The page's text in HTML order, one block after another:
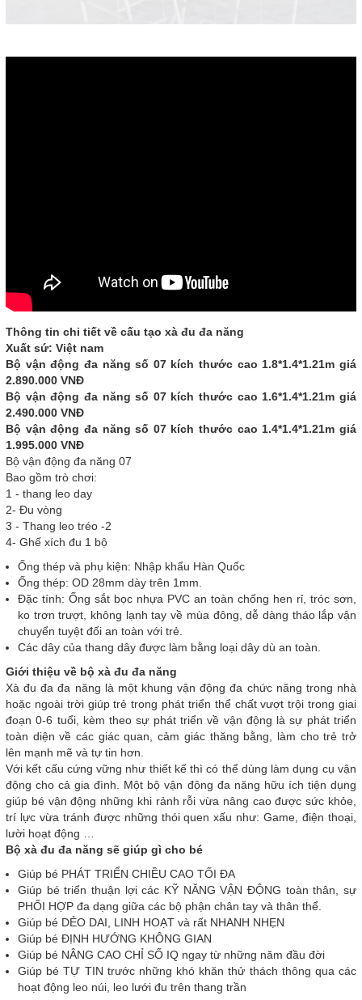
Thông tin chi tiết về cấu tạo xà đu đa năng
Xuất sứ: Việt nam
Bộ vận động đa năng số 07 kích thước cao 1.8*1.4*1.21m giá
2.890.000 VNĐ
Bộ vận động đa năng số 07 kích thước cao 1.6*1.4*1.21m giá
2.490.000 VNĐ
Bộ vận động đa năng số 07 kích thước cao 1.4*1.4*1.21m giá
1.995.000 VNĐ
Bộ vận động đa năng 07
Bao gồm trò chơi:
1 - thang leo day
2- Đu vòng
3 - Thang leo tréo -2
4- Ghế xích đu 1 bộ
Ống thép và phụ kiện: Nhập khẩu Hàn Quốc
Ống thép: OD 28mm dày trên 1mm.
Đặc tính: Ống sắt bọc nhựa PVC an toàn chống hen rỉ, tróc sơn,
ko trơn trượt, không lạnh tay về mùa đông, dễ dàng tháo lắp vận
chuyển tuyệt đối an toàn với trẻ.
Các dây của thang dây được làm bằng loại dây dù an toàn.
Giới thiệu về bộ xà đu đa năng
Xà đu đa đa năng là một khung vận động đa chức năng trong nhà
hoặc ngoài trời giúp trẻ trong phát triển thể chất vượt trội trong giai
đoạn 0-6 tuổi, kèm theo sự phát triển về vận động là sự phát triển
toàn diện về các giác quan, cảm giác thăng bằng, làm cho trẻ trở
lên mạnh mẽ và tự tin hơn.
Với kết cấu cứng vững như thiết kế thì có thể dùng làm dụng cụ vận
động cho cả gia đình. Một bộ vận động đa năng hữu ích tiện dụng
giúp bé vận động những khi rảnh rỗi vừa nâng cao được sức khỏe,
trí lực vừa tránh được những thói quen xấu như: Game, điện thoại,
lười hoạt động …
Bộ xà đu đa năng sẽ giúp gì cho bé
Giúp bé PHÁT TRIỂN CHIỀU CAO TỐI ĐA
Giúp bé triển thuận lợi các KỸ NĂNG VẬN ĐỘNG toàn thân, sự
PHỐI HỢP đa dạng giữa các bộ phận chân tay và thân thể.
Giúp bé DẺO DAI, LINH HOẠT và rất NHANH NHẸN
Giúp bé ĐỊNH HƯỚNG KHÔNG GIAN
Giúp bé NÂNG CAO CHỈ SỐ IQ ngay từ những năm đầu đời
Giúp bé TỰ TIN trước những khó khăn thử thách thông qua các
hoạt động leo núi, leo lưới đu trên thang trần